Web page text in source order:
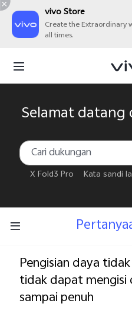
vivo Store
Create the Extraordinary
all times.
Selamat
X Fold3 Pro Kata sandi
Pengisian daya
tidak dapat mengisi
sampai penuh